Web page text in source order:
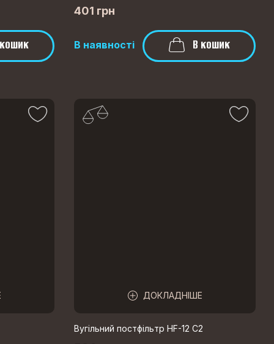
401 грн
В наявності В кошик
ДОКЛАДНІШЕ
Вугільний постфільтр HF-12 C2